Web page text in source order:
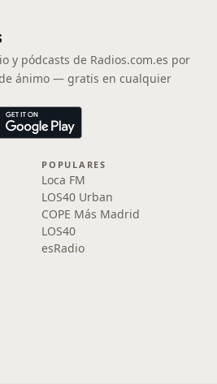
y pódcasts de Radios.com.es por
ánimo — gratis en cualquier
POPULARES
Loca FM
LOS40 Urban
COPE Más Madrid
LOS40
esRadio